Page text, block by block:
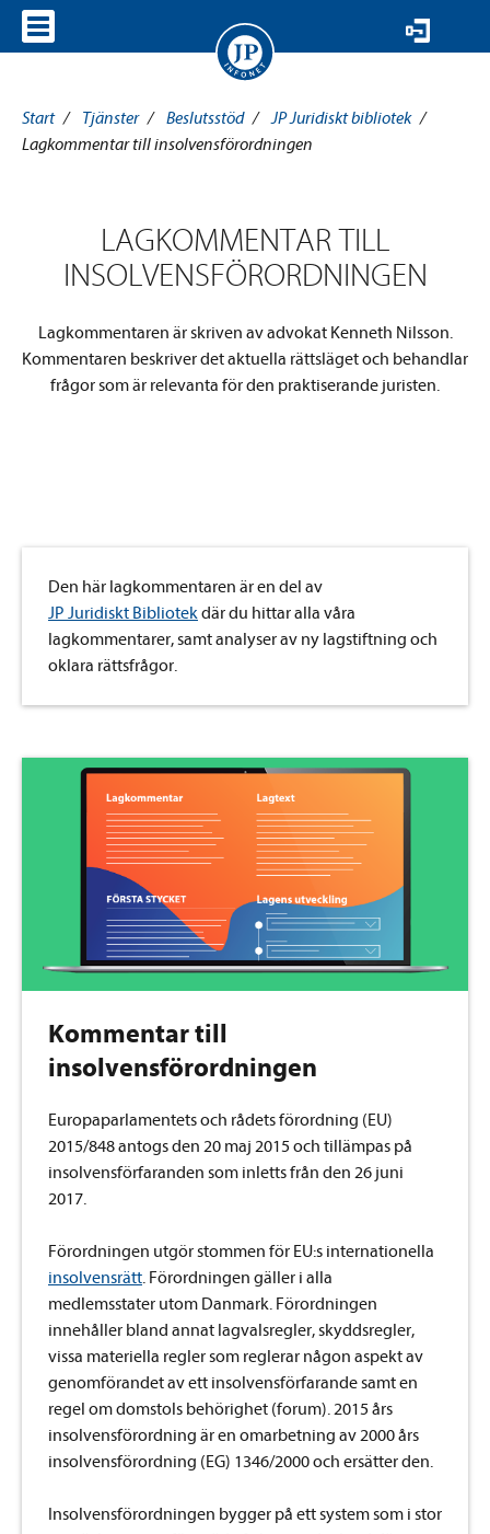
Start / Tjänster / Beslutsstöd / JP Juridiskt bibliotek /
Lagkommentar till insolvensförordningen
LAGKOMMENTAR TILL
INSOLVENSFÖRORDNINGEN
Lagkommentaren är skriven av advokat Kenneth Nilsson.
Kommentaren beskriver det aktuella rättsläget och behandlar
frågor som är relevanta för den praktiserande juristen.
Den här lagkommentaren är en del av
JP Juridiskt Bibliotekdär du hittar alla våra
lagkommentarer, samt analyser av ny lagstiftning och
oklara rättsfrågor.
Kommentar till
insolvensförordningen
Europaparlamentets och rådets förordning (EU)
2015/848 antogs den 20 maj 2015 och tillämpas på
insolvensförfaranden som inletts från den 26 juni
2017.
Förordningen utgör stommen för EU:s internationella
insolvensrätt. Förordningen gäller i alla
medlemsstater utom Danmark. Förordningen
innehåller bland annat lagvalsregler, skyddsregler,
vissa materiella regler som reglerar någon aspekt av
genomförandet av ett insolvensförfarande samt en
regel om domstols behörighet (forum). 2015 års
insolvensförordning är en omarbetning av 2000 års
insolvensförordning (EG) 1346/2000 och ersätter den.
Insolvensförordningen bygger på ett system som i stor